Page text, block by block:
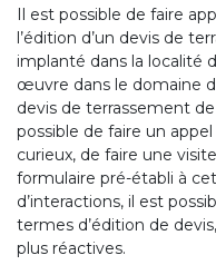
Il est possible de faire
l’édition d’un devis de
implanté dans la localité
œuvre dans le domaine
devis de terrassement
possible de faire un
curieux, de faire une
formulaire pré-établi à
d’interactions, il est
termes d’édition de
plus réactives.